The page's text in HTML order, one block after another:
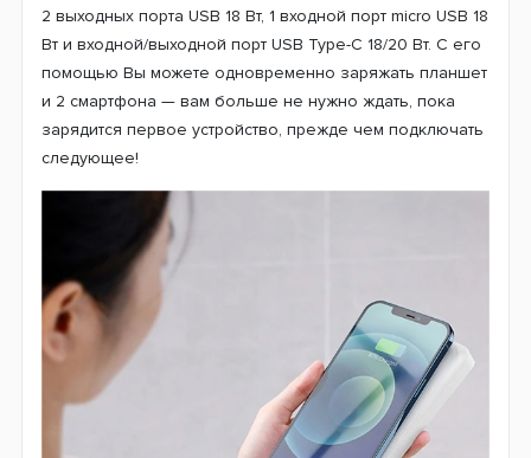
2 выходных порта USB 18 Вт, 1 входной порт micro USB 18
Вт и входной/выходной порт USB Type-C 18/20 Вт. С его
помощью Вы можете одновременно заряжать планшет
и 2 смартфона — вам больше не нужно ждать, пока
зарядится первое устройство, прежде чем подключать
следующее!